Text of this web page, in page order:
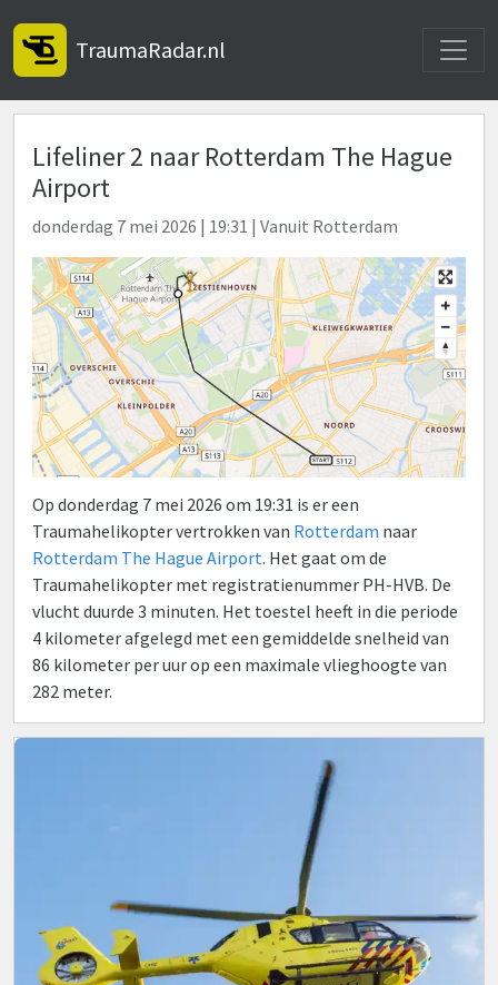
TraumaRadar.nl
Lifeliner 2 naar Rotterdam The Hague
Airport
donderdag 7 mei 2026 | 19:31 | Vanuit Rotterdam
Op donderdag 7 mei 2026 om 19:31 is er een
Traumahelikopter vertrokken van Rotterdam naar
Rotterdam The Hague Airport. Het gaat om de
Traumahelikopter met registratienummer PH-HVB. De
vlucht duurde 3 minuten. Het toestel heeft in die periode
4 kilometer afgelegd met een gemiddelde snelheid van
86 kilometer per uur op een maximale vlieghoogte van
282 meter.